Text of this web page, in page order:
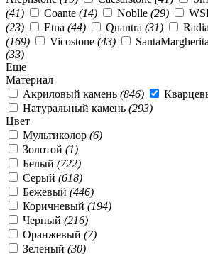
(41)
Coante (14) Noblle (29)
(23)
Etna (44) Quantra (31)
(169)
Vicostone (43) SantaMargherita
(33)
Еще
Материал
Акриловый камень (846)
Натуральный камень (293)
Цвет
Мультиколор (6)
Золотой (1)
Белый (722)
Серый (618)
Бежевый (446)
Коричневый (194)
Черный (216)
Оранжевый (7)
Зеленый (30)